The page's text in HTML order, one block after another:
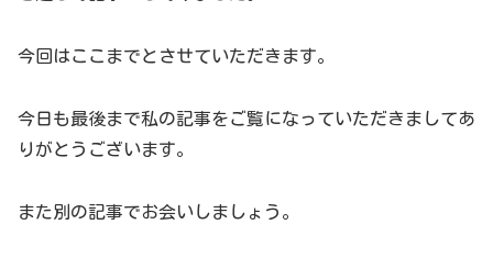
今回はここまでとさせていただきます。
今日も最後まで私の記事をご覧になっていただきましてあ
りがとうございます。
また別の記事でお会いしましょう。